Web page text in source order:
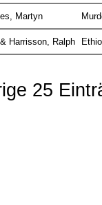
Martyn
Harrisson, Ralph
25